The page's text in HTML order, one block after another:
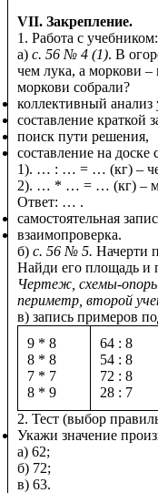
VII. Закрепление.
1. Работа с учебником:
а) с. 56 № 4 (1). В
чем лука, а моркови –
моркови собрали?
коллективный анализ
составление краткой
поиск пути решения,
составление на
1). … : … = … (кг) –
2). … * … = … (кг) –
Ответ: … .
самостоятельная
взаимопроверка.
б) с. 56 № 5. Начерти
Найди его площадь и
Чертеж, схемы-
периметр, второй
в) запись примеров
9 * 8
8 * 8
7 * 7
8 * 9
64 : 8
54 : 8
72 : 8
28 : 7
2. Тест (выбор
Укажи значение
а) 62;
б) 72;
в) 63.